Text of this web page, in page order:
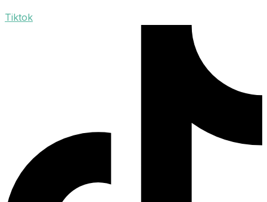
Tiktok